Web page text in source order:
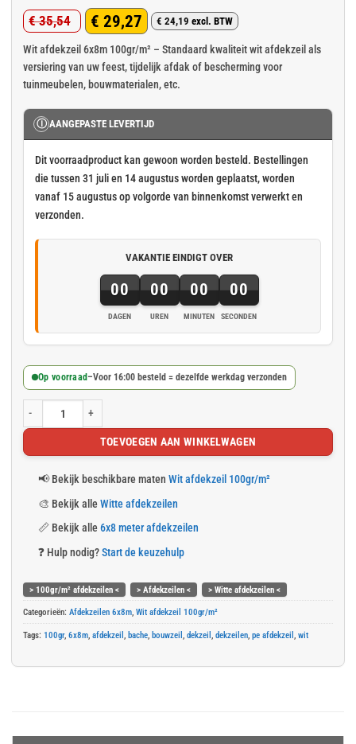
Gewaardeerd
4.5op 5
gebaseerd
op
4
klant
€35,54
Oorspronkelijke
prijs
was:
€ 29,27
Huidige
prijs
is:
€ 24,19 excl. BTW
Wit afdekzeil 6x8m 100gr/m² – Standaard kwaliteit wit afdekzeil als
versiering van uw feest, tijdelijk afdak of bescherming voor
tuinmeubelen, bouwmaterialen, etc.
Ⓘ AANGEPASTE LEVERTIJD
Dit voorraadproduct kan gewoon worden besteld. Bestellingen
die tussen 31 juli en 14 augustus worden geplaatst, worden
vanaf 15 augustus op volgorde van binnenkomst verwerkt en
verzonden.
VAKANTIE EINDIGT OVER
00
DAGEN
00
UREN
00
MINUTEN
00
SECONDEN
Op voorraad –Voor 16:00 besteld = dezelfde werkdag verzonden
Wit afdekzeil 6x8m 100gr/m² aantal
TOEVOEGEN AAN WINKELWAGEN
📢 Bekijk beschikbare maten Wit afdekzeil 100gr/m²
🎨 Bekijk alleWitte afdekzeilen
📏 Bekijk alle 6x8 meter afdekzeilen
❓ Hulp nodig? Start de keuzehulp
> 100gr/m² afdekzeilen < > Afdekzeilen <
> Witte afdekzeilen <
Categorieën: Afdekzeilen 6x8m Wit afdekzeil 100gr/m²
Tags: 100gr, 6x8m afdekzeil bache bouwzeil dekzeil dekzeilen pe afdekzeil wit